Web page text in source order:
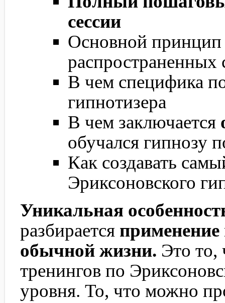
сессии
Основной принцип
распространенных
В чем специфика
гипнотизера
В чем заключается
обучался гипнозу
Как создавать
Эриксоновского
Уникальная
разбирается применение
обычной жизни. Это то,
тренингов по
уровня. То, что можно